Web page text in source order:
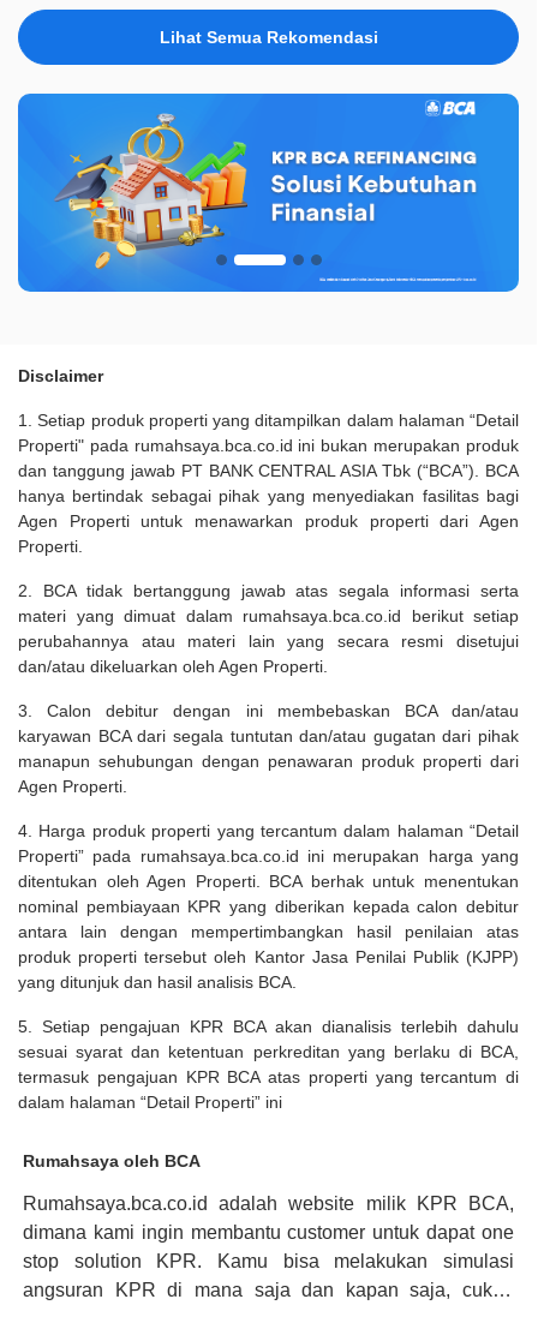
Lihat Semua Rekomendasi
Disclaimer
1. Setiap produk properti yang ditampilkan dalam halaman “Detail
Properti" pada rumahsaya.bca.co.id ini bukan merupakan produk
dan tanggung jawab PT BANK CENTRAL ASIA Tbk (“BCA”). BCA
hanya bertindak sebagai pihak yang menyediakan fasilitas bagi
Agen Properti untuk menawarkan produk properti dari Agen
Properti.
2. BCA tidak bertanggung jawab atas segala informasi serta
materi yang dimuat dalam rumahsaya.bca.co.id berikut setiap
perubahannya atau materi lain yang secara resmi disetujui
dan/atau dikeluarkan oleh Agen Properti.
3. Calon debitur dengan ini membebaskan BCA dan/atau
karyawan BCA dari segala tuntutan dan/atau gugatan dari pihak
manapun sehubungan dengan penawaran produk properti dari
Agen Properti.
4. Harga produk properti yang tercantum dalam halaman “Detail
Properti” pada rumahsaya.bca.co.id ini merupakan harga yang
ditentukan oleh Agen Properti. BCA berhak untuk menentukan
nominal pembiayaan KPR yang diberikan kepada calon debitur
antara lain dengan mempertimbangkan hasil penilaian atas
produk properti tersebut oleh Kantor Jasa Penilai Publik (KJPP)
yang ditunjuk dan hasil analisis BCA.
5. Setiap pengajuan KPR BCA akan dianalisis terlebih dahulu
sesuai syarat dan ketentuan perkreditan yang berlaku di BCA,
termasuk pengajuan KPR BCA atas properti yang tercantum di
dalam halaman “Detail Properti” ini
Rumahsaya oleh BCA
Rumahsaya.bca.co.id adalah website milik KPR BCA,
dimana kami ingin membantu customer untuk dapat one
stop solution KPR. Kamu bisa melakukan simulasi
angsuran KPR di mana saja dan kapan saja, cukup